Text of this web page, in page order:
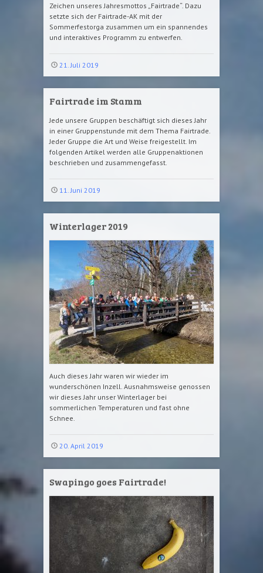
Zeichen unseres Jahresmottos „Fairtrade“. Dazu
setzte sich der Fairtrade-AK mit der
Sommerfestorga zusammen um ein spannendes
und interaktives Programm zu entwerfen.
21. Juli 2019
Fairtrade im Stamm
Jede unsere Gruppen beschäftigt sich dieses Jahr
in einer Gruppenstunde mit dem Thema Fairtrade.
Jeder Gruppe die Art und Weise freigestellt. Im
folgenden Artikel werden alle Gruppenaktionen
beschrieben und zusammengefasst.
11. Juni 2019
Winterlager 2019
Auch dieses Jahr waren wir wieder im
wunderschönen Inzell. Ausnahmsweise genossen
wir dieses Jahr unser Winterlager bei
sommerlichen Temperaturen und fast ohne
Schnee.
20. April 2019
Swapingo goes Fairtrade!